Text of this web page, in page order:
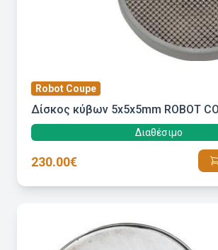
Robot Coupe
Δίσκος κύβων 5x5x5mm ROBOT
Διαθέσιμο
230.00€